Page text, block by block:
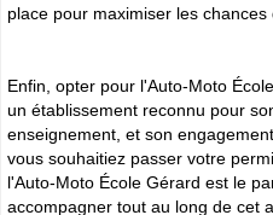
place pour maximiser les
Enfin, opter pour l'Auto-Moto
un établissement reconnu pour
enseignement, et son
vous souhaitiez passer votre
l'Auto-Moto École Gérard est le
accompagner tout au long de cet